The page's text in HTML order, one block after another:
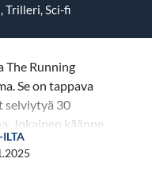
Trilleri, Sci-fi
The Running
Se on tappava
selviytyä 30
Jokainen käänne
katsojille ja
Epätoivoinen
ILTA